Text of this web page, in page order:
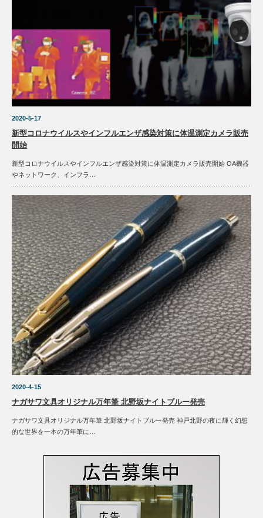
2020-5-17
新型コロナウイルスやインフルエンザ感染対策に体温測定カメラ販売
開始
新型コロナウイルスやインフルエンザ感染対策に体温測定カメラ販売開始 OA機器
やネットワーク、インフラ…
2020-4-15
ナガサワ文具オリジナル万年筆 北野坂ナイトブルー発売
ナガサワ文具オリジナル万年筆 北野坂ナイトブルー発売 神戸北野の夜に輝く幻想
的な世界を一本の万年筆に…